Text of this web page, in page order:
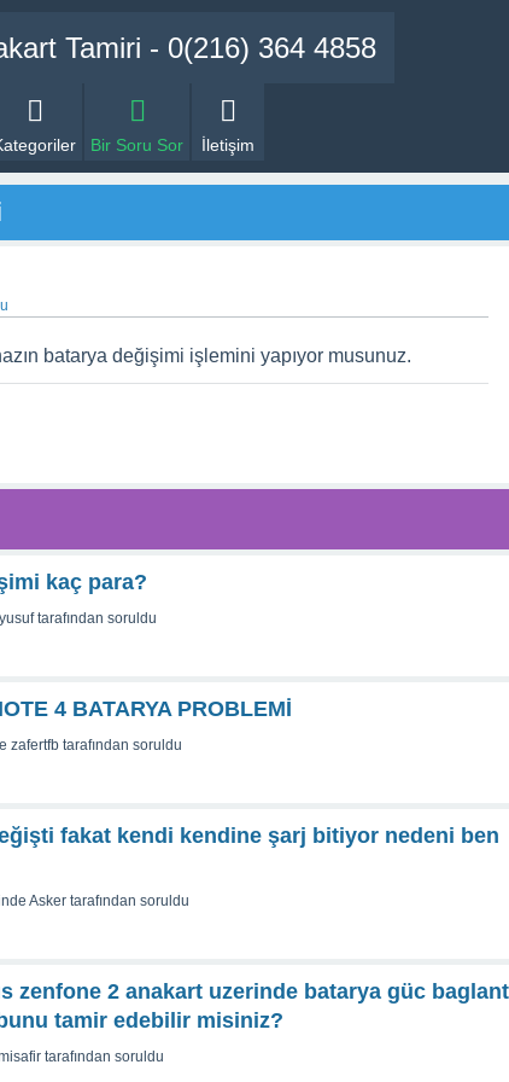
Bir Soru Sor İletişim
batarya değişimi işlemini yapıyor musunuz.
kaç para?
yusuf tarafından soruldu
4 BATARYA PROBLEMİ
zafertfb tarafından soruldu
fakat kendi kendine şarj bitiyor nedeni ben
Asker tarafından soruldu
zenfone 2 anakart uzerinde batarya güc
tamir edebilir misiniz?
tarafından soruldu